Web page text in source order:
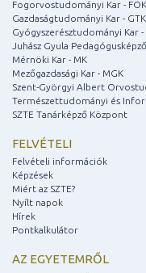
Fogorvostudományi Kar - FOK
Gazdaságtudományi Kar - GTK
Gyógyszerésztudományi Kar -
Juhász Gyula
Mérnöki Kar - MK
Mezőgazdasági Kar - MGK
Szent-Györgyi Albert
Természettudományi és
SZTE Tanárképző Központ
FELVÉTELI
Felvételi információk
Képzések
Miért az SZTE?
Nyílt napok
Hírek
Pontkalkulátor
AZ EGYETEMRŐL